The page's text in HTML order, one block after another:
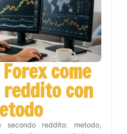
come
reddito con
secondo reddito: metodo,